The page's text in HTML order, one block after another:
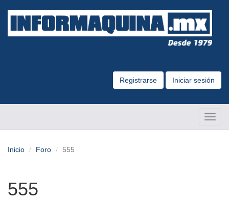
Registrarse Iniciar sesión
Inicio Foro 555
555